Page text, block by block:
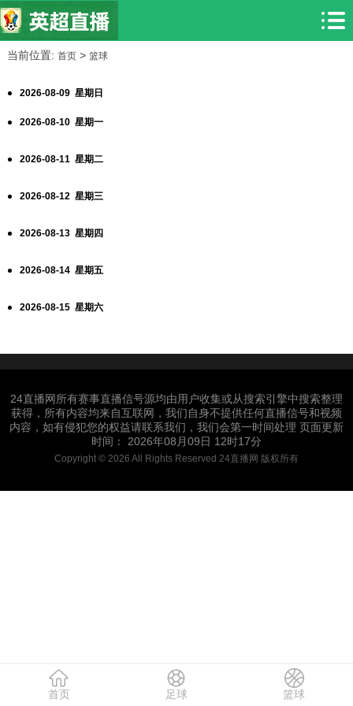
当前位置: 首页> 篮球
2026-08-09 星期日
2026-08-10 星期一
2026-08-11 星期二
2026-08-12 星期三
2026-08-13 星期四
2026-08-14 星期五
2026-08-15 星期六
24直播网所有赛事直播信号源均由用户收集或从搜索引擎中搜索整理
获得，所有内容均来自互联网，我们自身不提供任何直播信号和视频
内容，如有侵犯您的权益请联系我们，我们会第一时间处理 页面更新
时间： 2026年08月09日 12时17分
Copyright © 2026 All Rights Reserved 24直播网 版权所有
首页 足球 篮球